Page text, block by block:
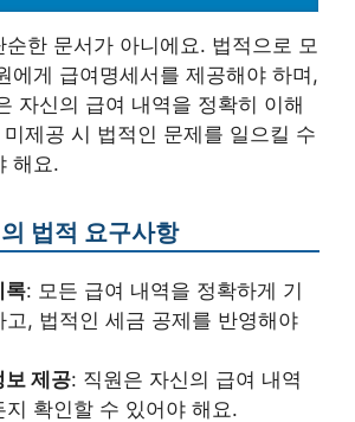
순한 문서가 아니에요. 법적으로 모
에게 급여명세서를 제공해야 하며,
자신의 급여 내역을 정확히 이해
제공 시 법적인 문제를 일으킬 수
해요.
법적 요구사항
록: 모든 급여 내역을 정확하게 기
고, 법적인 세금 공제를 반영해야
보 제공: 직원은 자신의 급여 내역
지 확인할 수 있어야 해요.